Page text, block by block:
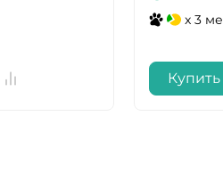
x 3
Купить